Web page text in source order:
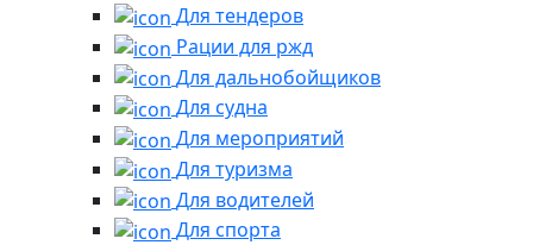
Для тендеров
Рации для ржд
Для дальнобойщиков
Для судна
Для мероприятий
Для туризма
Для водителей
Для спорта